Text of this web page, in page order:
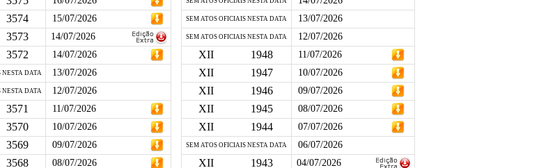
3574 15/07/2026
3573 14/07/2026
3572 14/07/2026
NESTA DATA 13/07/2026
NESTA DATA 12/07/2026
3571 11/07/2026
3570 10/07/2026
3569 09/07/2026
3568 08/07/2026
SEM ATOS OFICIAIS NESTA DATA 13/07/2026
SEM ATOS OFICIAIS NESTA DATA 12/07/2026
XII 1948 11/07/2026
XII 1947 10/07/2026
XII 1946 09/07/2026
XII 1945 08/07/2026
XII 1944 07/07/2026
SEM ATOS OFICIAIS NESTA DATA 06/07/2026
XII 1943 04/07/2026